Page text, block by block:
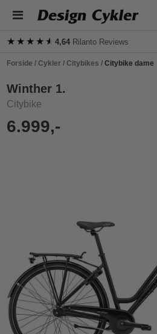
★★★★★
★★★★★4,64 Rilanto Reviews
Forside /Cykler /Citybikes /Citybike dame
Winther 1.
Citybike
6.999,-